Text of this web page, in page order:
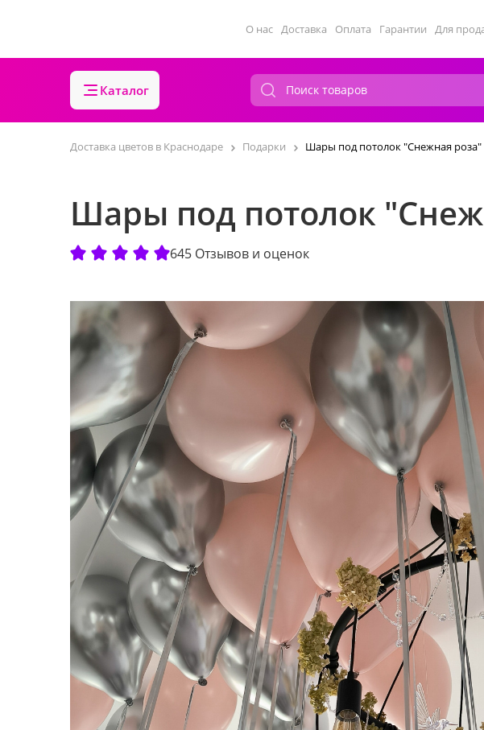
О нас Доставка Оплата Гарантии Для
Каталог
Доставка цветов в Краснодаре Подарки Шары под потолок "Снежная роза"
Шары под потолок
645 Отзывов и оценок